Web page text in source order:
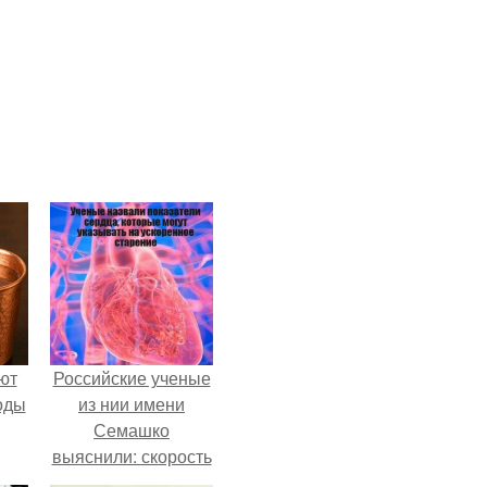
Российские ученые
из нии имени
Семашко
выяснили: скорость